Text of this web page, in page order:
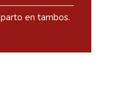
en tambos.